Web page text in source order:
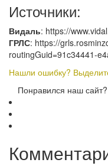
Источники:
Видаль: https://
ГРЛС: https://
routingGuid=91c34441-
Нашли ошибку?
Понравился наш